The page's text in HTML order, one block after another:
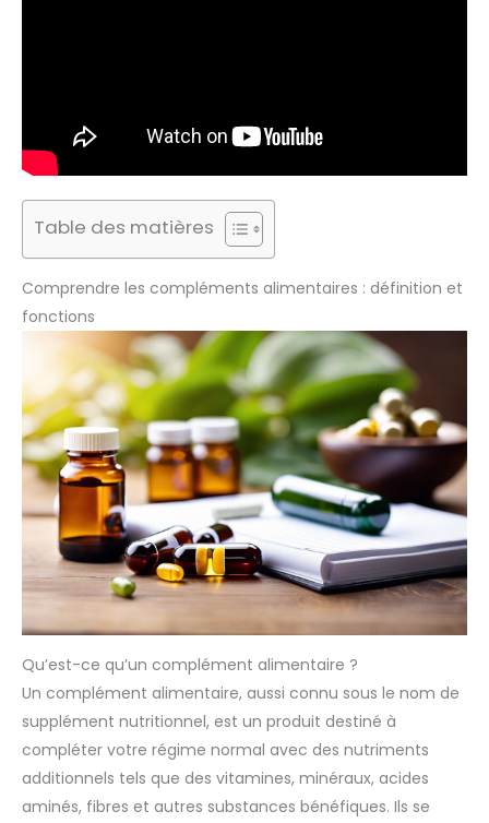
Table des matières
Comprendre les compléments alimentaires : définition et
fonctions
Qu’est-ce qu’un complément alimentaire ?
Un complément alimentaire, aussi connu sous le nom de
supplément nutritionnel, est un produit destiné à
compléter votre régime normal avec des nutriments
additionnels tels que des vitamines, minéraux, acides
aminés, fibres et autres substances bénéfiques. Ils se